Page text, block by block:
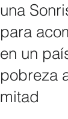
una
para
en un
pobreza
mitad